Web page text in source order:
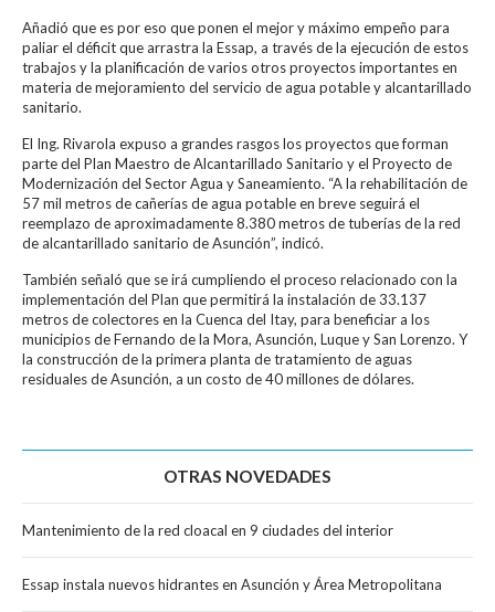
Añadió que es por eso que ponen el mejor y máximo empeño para
paliar el déficit que arrastra la Essap, a través de la ejecución de estos
trabajos y la planificación de varios otros proyectos importantes en
materia de mejoramiento del servicio de agua potable y alcantarillado
sanitario.
El Ing. Rivarola expuso a grandes rasgos los proyectos que forman
parte del Plan Maestro de Alcantarillado Sanitario y el Proyecto de
Modernización del Sector Agua y Saneamiento. “A la rehabilitación de
57 mil metros de cañerías de agua potable en breve seguirá el
reemplazo de aproximadamente 8.380 metros de tuberías de la red
de alcantarillado sanitario de Asunción”, indicó.
También señaló que se irá cumpliendo el proceso relacionado con la
implementación del Plan que permitirá la instalación de 33.137
metros de colectores en la Cuenca del Itay, para beneficiar a los
municipios de Fernando de la Mora, Asunción, Luque y San Lorenzo. Y
la construcción de la primera planta de tratamiento de aguas
residuales de Asunción, a un costo de 40 millones de dólares.
OTRAS NOVEDADES
Mantenimiento de la red cloacal en 9 ciudades del interior
Essap instala nuevos hidrantes en Asunción y Área Metropolitana